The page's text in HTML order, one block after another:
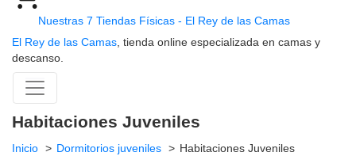
Nuestras 7 Tiendas Físicas - El Rey de las Camas
El Rey de las Camas , tienda online especializada en camas y
descanso.
Habitaciones Juveniles
Inicio Dormitorios juveniles
Habitaciones Juveniles